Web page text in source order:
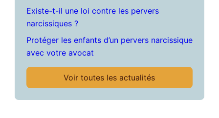
Existe-t-il une loi contre les pervers
narcissiques ?
Protéger les enfants d’un pervers narcissique
avec votre avocat
Voir toutes les actualités